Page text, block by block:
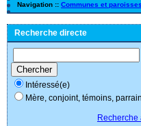
Navigation :: Communes et paroisses
Recherche directe
Intéressé(e)
Mère, conjoint, témoins,
Recherche